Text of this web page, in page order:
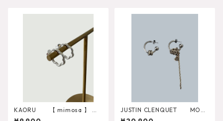
KAORU 【 mimosa 】 ピ
アスS PSV-704-S
JUSTIN CLENQUET MOO
RE EARRINGS 34JC01MO